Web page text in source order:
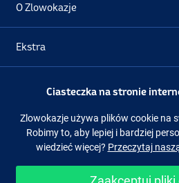
O Zlowokazje
Ekstra
Promocje
Obserwuj nas Facebook
Ciasteczka na stronie
Zlowokazje używa plików cookie na
Robimy to, aby lepiej i bardziej
wiedzieć więcej? Przeczytaj